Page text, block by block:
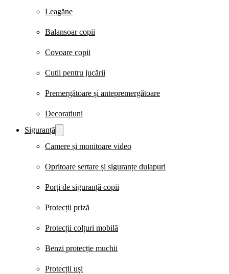
Leagăne
Balansoar copii
Covoare copii
Cutii pentru jucării
Premergătoare și antepremergătoare
Decorațiuni
Siguranță
Camere și monitoare video
Opritoare sertare și siguranțe dulapuri
Porți de siguranță copii
Protecții priză
Protecții colțuri mobilă
Benzi protecție muchii
Protecții uși